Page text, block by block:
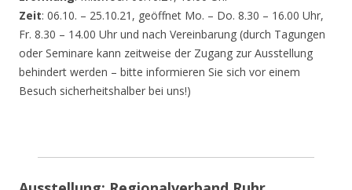
Zeit: 06.10. – 25.10.21, geöffnet Mo. – Do. 8.30 – 16.00 Uhr,
Fr. 8.30 – 14.00 Uhr und nach Vereinbarung (durch Tagungen
oder Seminare kann zeitweise der Zugang zur Ausstellung
behindert werden – bitte informieren Sie sich vor einem
Besuch sicherheitshalber bei uns!)